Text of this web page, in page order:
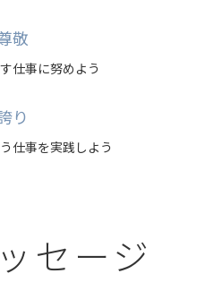
敬
仕事に努めよう
り
仕事を実践しよう
セージ